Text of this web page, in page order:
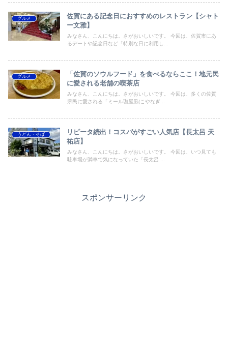
グルメ
佐賀にある記念日におすすめのレストラン【シャト
ー文雅】
みなさん、こんにちは。さがおいしいです。 今回は、佐賀市にあ
るデートや記念日など「特別な日に利用し...
グルメ
「佐賀のソウルフード」を食べるならここ！地元民
に愛される老舗の喫茶店
みなさん、こんにちは。さがおいしいです。 今回は、多くの佐賀
県民に愛される「ミール珈屋凪(こやなぎ...
うどん・そば
リピータ続出！コスパがすごい人気店【長太呂 天
祐店】
みなさん、こんにちは。さがおいしいです。 今回は、いつ見ても
駐車場が満車で気になっていた「長太呂 ...
スポンサーリンク